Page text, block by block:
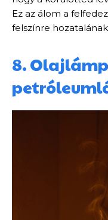
Ez az álom a
felszínre
8.